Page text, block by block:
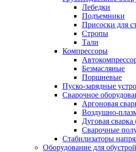
Лебедки
Подъемники
Присоски для
Стропы
Тали
Компрессоры
Безмасляные
Поршневые
Пуско-зарядные
Сварочное
Аргоновая
Воздушно-
Дуговая
Сварочные
Стабилизаторы
Оборудование для